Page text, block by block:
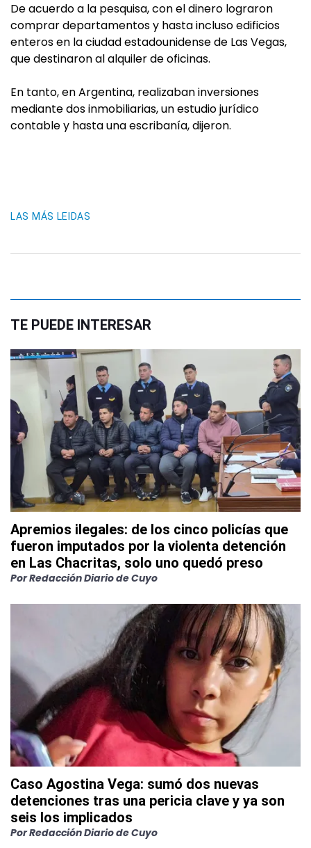
De acuerdo a la pesquisa, con el dinero lograron
comprar departamentos y hasta incluso edificios
enteros en la ciudad estadounidense de Las Vegas,
que destinaron al alquiler de oficinas.
En tanto, en Argentina, realizaban inversiones
mediante dos inmobiliarias, un estudio jurídico
contable y hasta una escribanía, dijeron.
LAS MÁS LEIDAS
TE PUEDE INTERESAR
Apremios ilegales: de los cinco policías que
fueron imputados por la violenta detención
en Las Chacritas, solo uno quedó preso
PorRedacción Diario de Cuyo
Caso Agostina Vega: sumó dos nuevas
detenciones tras una pericia clave y ya son
seis los implicados
PorRedacción Diario de Cuyo